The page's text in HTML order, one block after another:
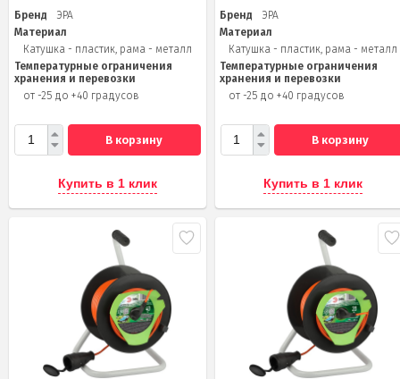
Бренд
ЭРА
Материал
Катушка - пластик, рама - металл
Температурные ограничения
хранения и перевозки
от -25 до +40 градусов
В корзину
Купить в 1 клик
Бренд
ЭРА
Материал
Катушка - пластик, рама - металл
Температурные ограничения
хранения и перевозки
от -25 до +40 градусов
В корзину
Купить в 1 клик